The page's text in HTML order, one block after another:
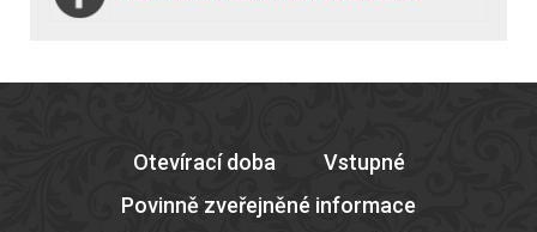
Otevírací doba
Vstupné
Povinně zveřejněné informace